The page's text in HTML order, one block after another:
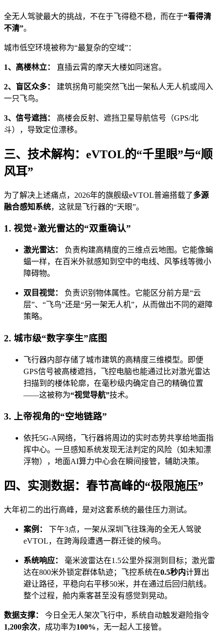
全无人驾驶最大的挑战，不在于飞得稳不稳，而在于“看得清
不清”。
城市低空环境被称为“最复杂的空域”：
1、高楼林立： 直插云霄的摩天大楼如同迷宫。
2、盲区众多：
建筑拐角可能突然飞出一架私人无人机或闯入
一只飞鸟。
3、信号遮挡：
高楼会反射、遮挡卫星导航信号（GPS/北
斗），导致定位漂移。
三、技术解构：eVTOL的“千里眼”与“顺
风耳”
为了解决上述痛点，2026年的旗舰级eVTOL普遍搭载了多源
融合感知系统，这就是飞行器的“天眼”。
1. 视觉+激光雷达的“双重确认”
激光雷达：
负责构建高精度的三维点云地图。它能像蝙
蝠一样，在百米外就感知到空中的电线、风筝线等微小
障碍物。
双目视觉：
负责识别物体属性。它能区分前方是“云
层”、“飞鸟”还是“另一架无人机”，从而做出不同的避障
策略。
2. 城市级“数字孪生”底图
飞行器内部存储了城市建筑的高精度三维模型。即便
GPS信号被高楼遮挡，飞控电脑也能通过比对激光雷达
扫描到的楼体轮廓，在毫秒级内确定自己的精确位置
——这被称为“视觉导航”技术。
3. 上帝视角的“空地链路”
依托5G-A网络，飞行器将周边的实时态势共享给地面指
挥中心。一旦感知系统发现无法判定的风险（如未知漂
浮物），地面AI算力中心会在瞬间接管，辅助决策。
四、实测数据：春节高峰的“极限施压”
大年初二的出行高峰，是对这套系统的最佳压力测试。
案例：
下午3点，一架从深圳飞往珠海的全无人驾驶
eVTOL，在跨海段遭遇一群迁徙的候鸟。
系统响应：
毫米波雷达在1.5公里外探测到目标；激光雷
达在800米外锁定群体轨迹；飞控系统在0.5秒内计算出
避让路径，平稳向右平移50米，并在通过后回归航线。
整个过程，舱内乘客甚至没有感觉到晃动。
数据支撑：
今日全无人架次飞行中，系统自动触发避险指令
1,200余次，成功率为100%，无一起人工接管。